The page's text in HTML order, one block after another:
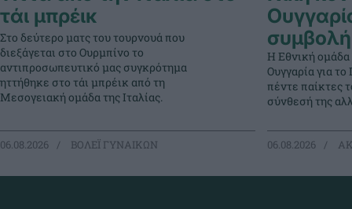
τάι μπρέικ
Στο δεύτερο ματς του τουρνουά που
διεξάγεται στο Ουρμπίνο το
αντιπροσωπευτικό μας συγκρότημα
ηττήθηκε στο τάι μπρέικ από τη
Μεσογειακή ομάδα της Ιταλίας.
06.08.2026 ΒΟΛΕΪ ΓΥΝΑΙΚΩΝ
συμβολή
Η Εθνική
Ουγγαρία για
πέντε παίκτες
σύνθεσή της
06.08.2026